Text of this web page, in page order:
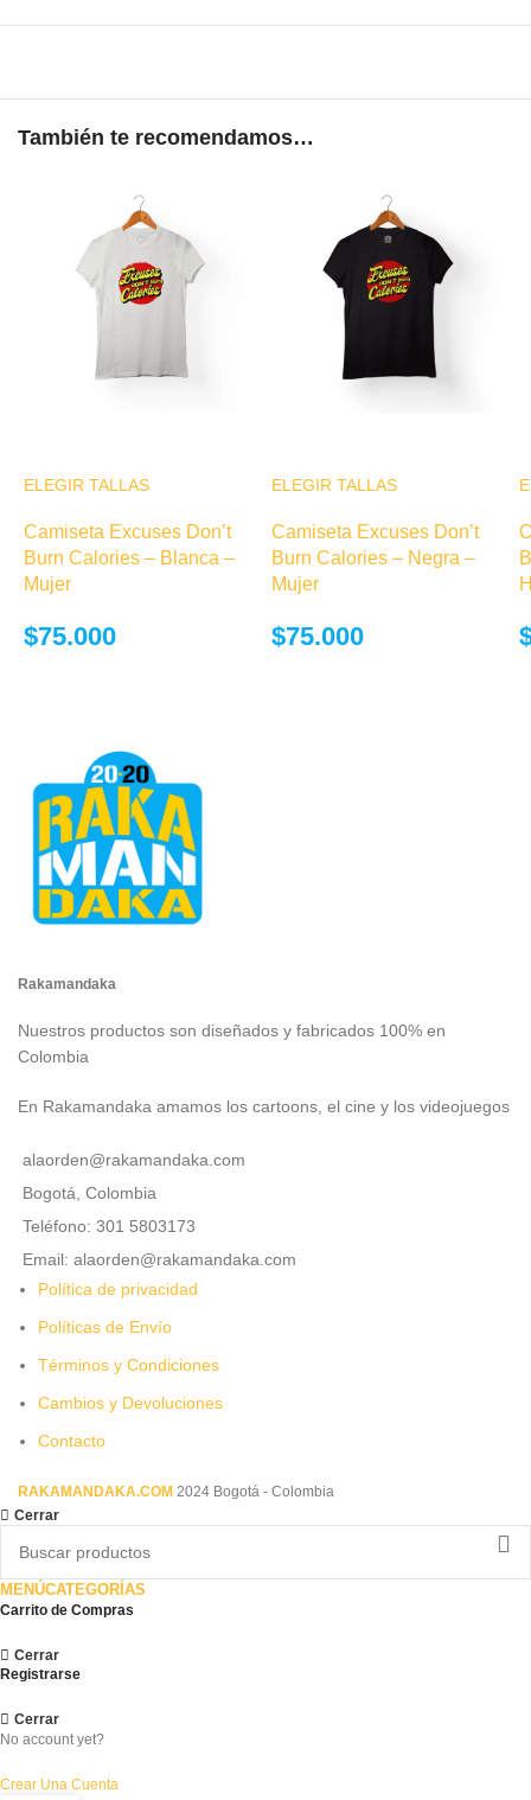
También te recomendamos…
ELEGIR TALLAS
variantes. Las
opciones se
Camiseta Excuses Don’t
Burn Calories – Blanca –
Mujer
$75.000
ELEGIR TALLAS
variantes. Las
opciones se
Camiseta Excuses Don’t
Burn Calories – Negra –
Mujer
$75.000
Rakamandaka
Nuestros productos son diseñados y fabricados 100% en
Colombia
En Rakamandaka amamos los cartoons, el cine y los videojuegos
alaorden@rakamandaka.com
Bogotá, Colombia
Teléfono: 301 5803173
Email: alaorden@rakamandaka.com
Política de privacidad
Políticas de Envío
Términos y Condiciones
Cambios y Devoluciones
Contacto
RAKAMANDAKA.COM 2024 Bogotá - Colombia
Cerrar
MENÚCATEGORÍAS
Carrito de Compras
Cerrar
Registrarse
Cerrar
No account yet?
Crear Una Cuenta